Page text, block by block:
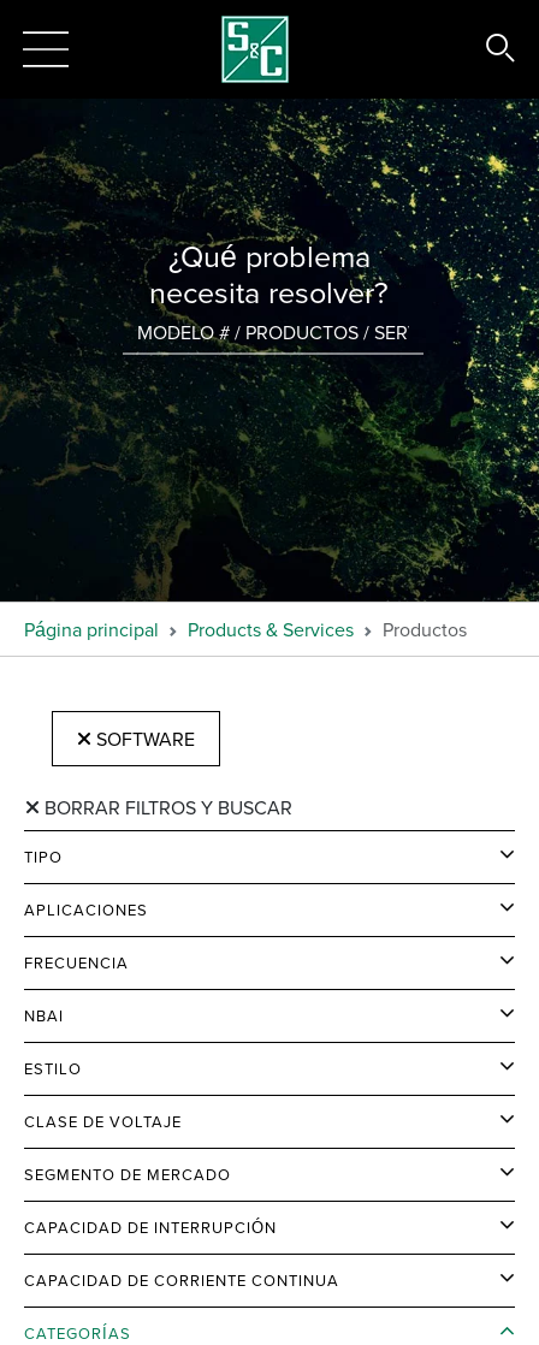
¿Qué problema
necesita resolver?
Página principal Products & Services Productos
SOFTWARE
BORRAR FILTROS Y BUSCAR
TIPO
APLICACIONES
FRECUENCIA
NBAI
ESTILO
CLASE DE VOLTAJE
SEGMENTO DE MERCADO
CAPACIDAD DE INTERRUPCIÓN
CAPACIDAD DE CORRIENTE CONTINUA
CATEGORÍAS